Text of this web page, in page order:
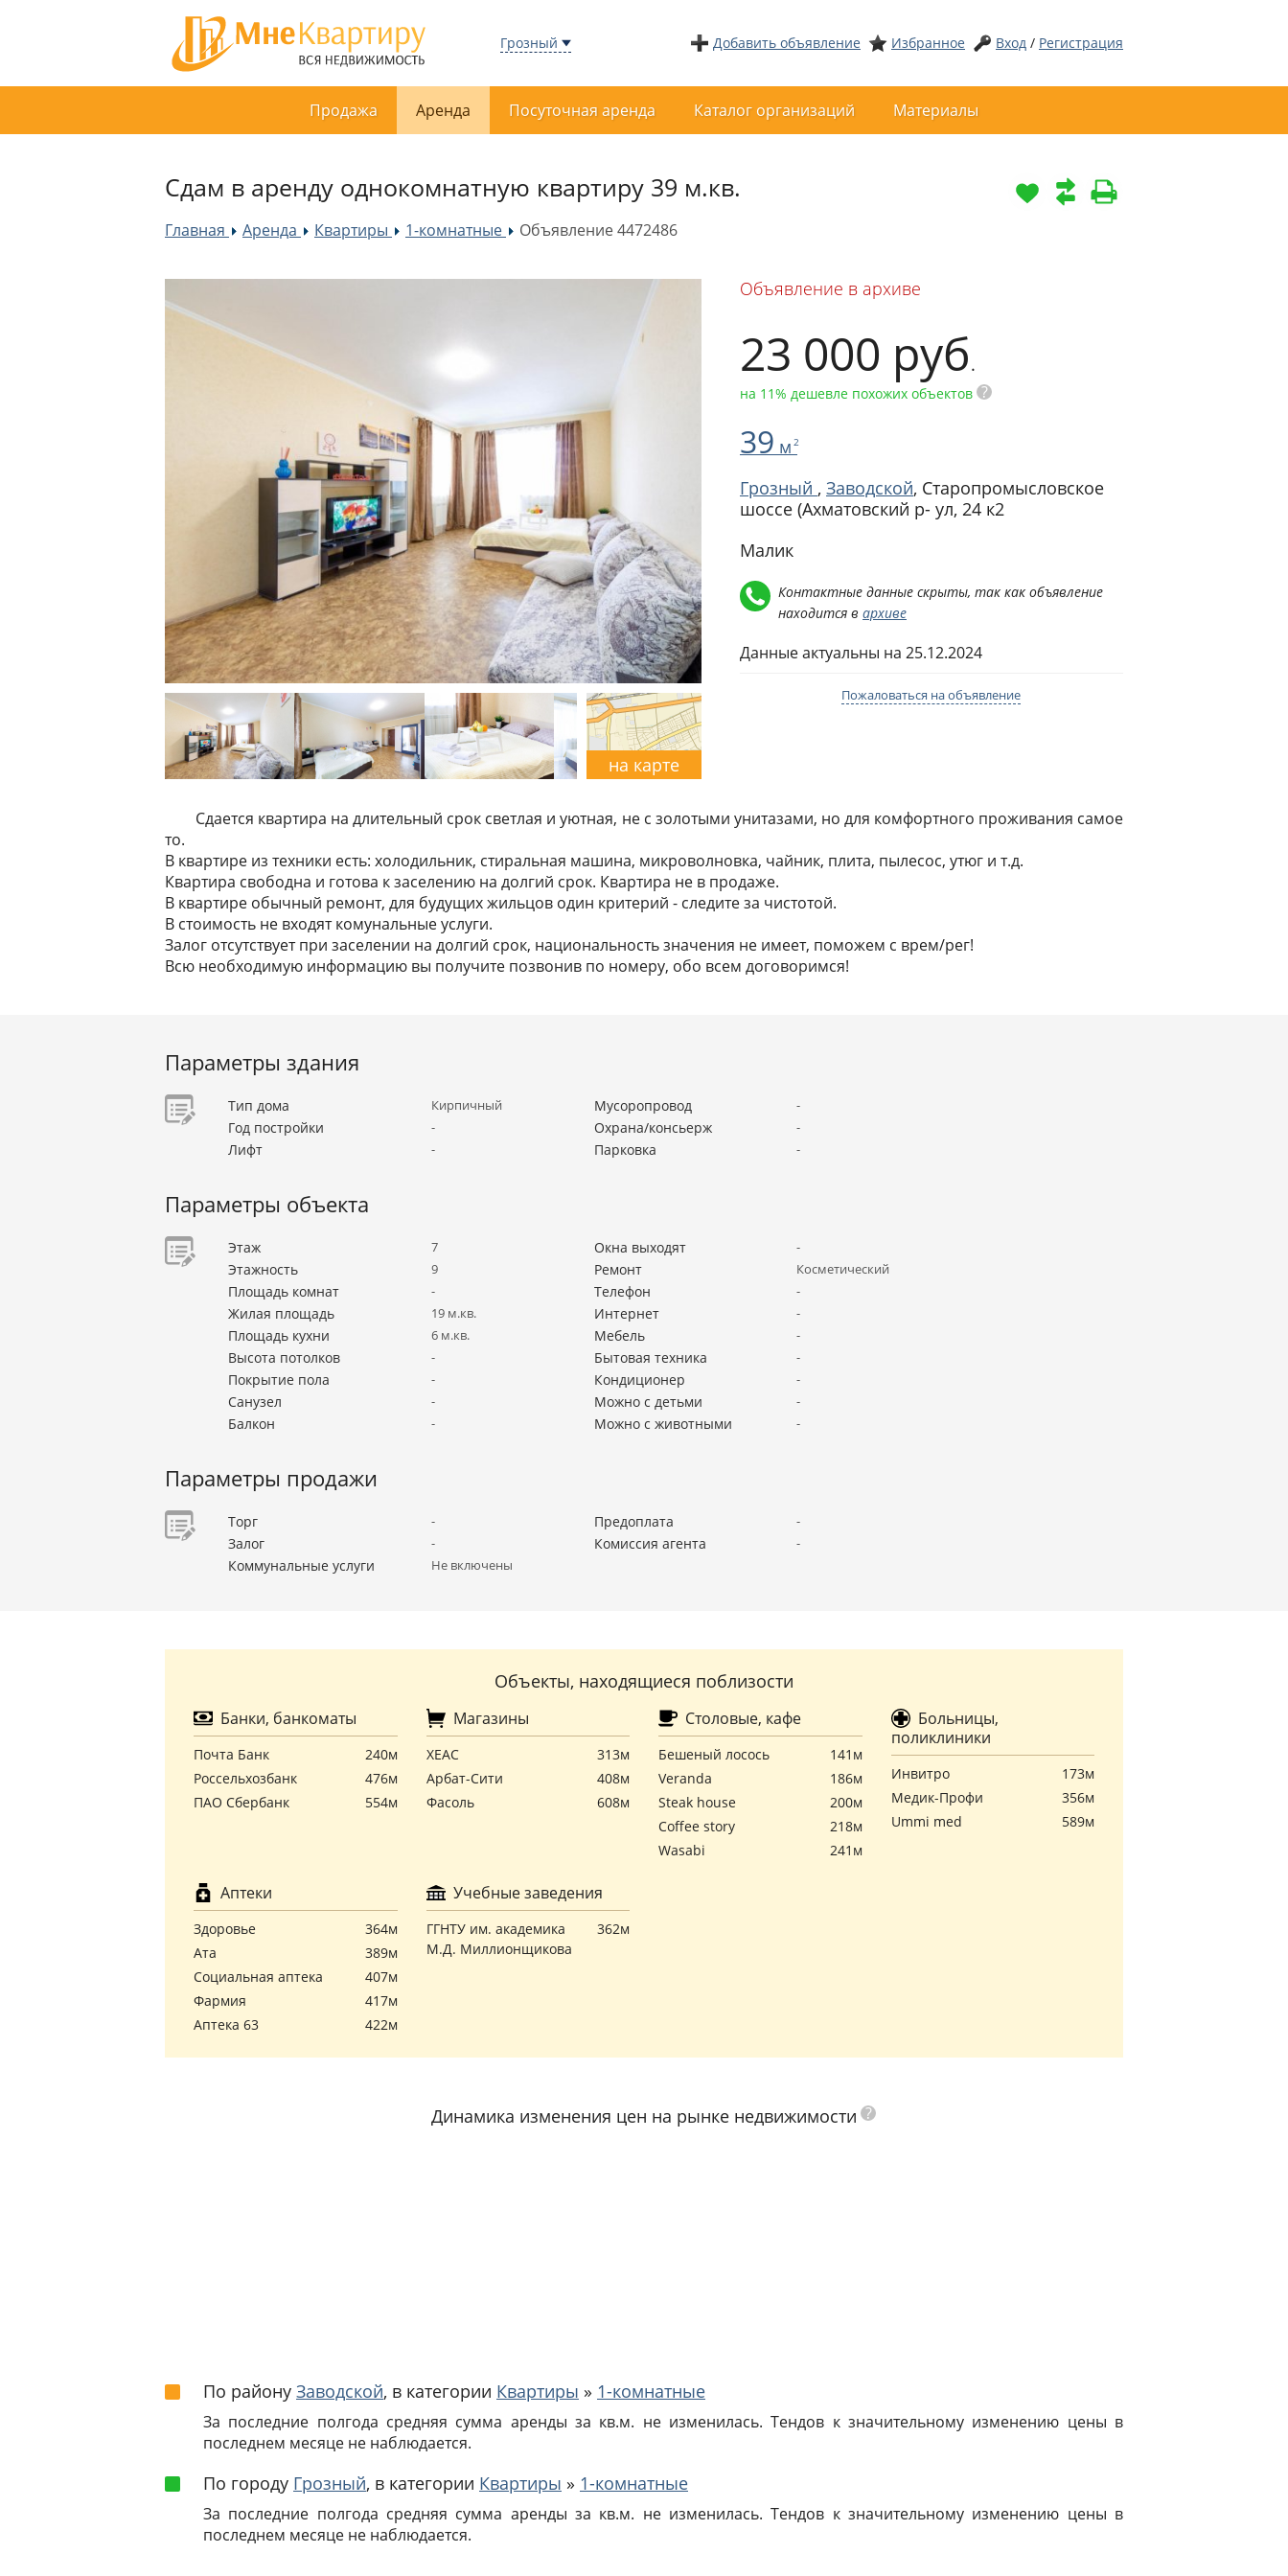
Грозный Добавить объявление Избранное Вход / Регистрация
Продажа Аренда Посуточная аренда Каталог организаций Материалы
Сдам в аренду однокомнатную квартиру 39 м.кв.
Главная »
Аренда »Квартиры »1-комнатные »Объявление 4472486
на карте
Объявление в архиве
23 000 руб.
на 11% дешевле похожих объектов ?
39 м 2
Грозный , Заводской, Старопромысловское
шоссе (Ахматовский р- ул, 24 к2
Малик
Контактные данные скрыты, так как объявление
находится в архиве
Данные актуальны на 25.12.2024
Пожаловаться на объявление
Сдается квартира на длительный срок светлая и уютная, не с золотыми унитазами, но для комфортного проживания самое
то.
В квартире из техники есть: холодильник, стиральная машина, микроволновка, чайник, плита, пылесос, утюг и т.д.
Квартира свободна и готова к заселению на долгий срок. Квартира не в продаже.
В квартире обычный ремонт, для будущих жильцов один критерий - следите за чистотой.
В стоимость не входят комунальные услуги.
Залог отсутствует при заселении на долгий срок, национальность значения не имеет, поможем с врем/рег!
Всю необходимую информацию вы получите позвонив по номеру, обо всем договоримся!
Параметры здания
Тип дома Кирпичный
Год постройки -
Лифт -
Мусоропровод -
Охрана/консьерж -
Парковка -
Параметры объекта
Этаж 7
Этажность 9
Площадь комнат -
Жилая площадь 19 м.кв.
Площадь кухни 6 м.кв.
Высота потолков -
Покрытие пола -
Санузел -
Балкон -
Окна выходят -
Ремонт Косметический
Телефон -
Интернет -
Мебель -
Бытовая техника -
Кондиционер -
Можно с детьми -
Можно с животными -
Параметры продажи
Торг -
Залог -
Коммунальные услуги Не включены
Предоплата -
Комиссия агента -
Объекты, находящиеся поблизости
Банки, банкоматы
Почта Банк
240м
Россельхозбанк
476м
ПАО Сбербанк
554м
Магазины
ХЕАС
313м
Арбат-Сити
408м
Фасоль
608м
Столовые, кафе
Бешеный лосось
141м
Veranda
186м
Steak house
200м
Coffee story
218м
Wasabi
241м
Больницы,
поликлиники
Инвитро
173м
Медик-Профи
356м
Ummi med
589м
Аптеки
Здоровье
364м
Ата
389м
Социальная аптека
407м
Фармия
417м
Аптека 63
422м
Учебные заведения
ГГНТУ им. академика
М.Д. Миллионщикова
362м
Динамика изменения цен на рынке недвижимости ?
По району Заводской, в категории Квартиры » 1-комнатные
За последние полгода средняя сумма аренды за кв.м. не изменилась. Тендов к значительному изменению цены в
последнем месяце не наблюдается.
По городу Грозный, в категории Квартиры » 1-комнатные
За последние полгода средняя сумма аренды за кв.м. не изменилась. Тендов к значительному изменению цены в
последнем месяце не наблюдается.